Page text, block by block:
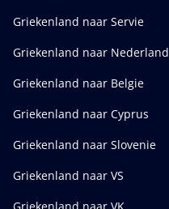
Griekenland naar Servie
Griekenland naar Nederland
Griekenland naar Belgie
Griekenland naar Cyprus
Griekenland naar Slovenie
Griekenland naar VS